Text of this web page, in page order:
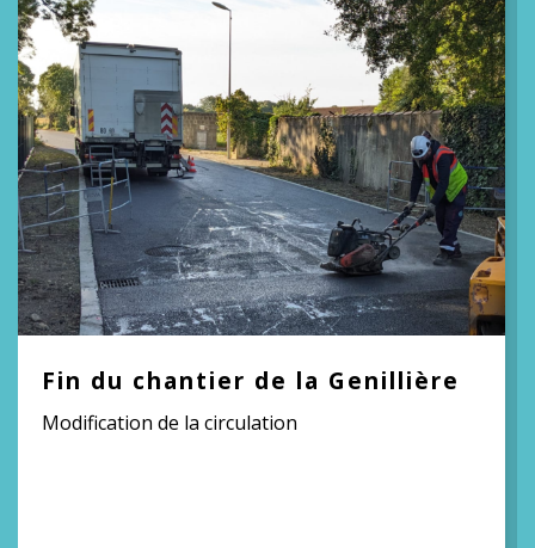
Fin du chantier de la Genillière
Modification de la circulation